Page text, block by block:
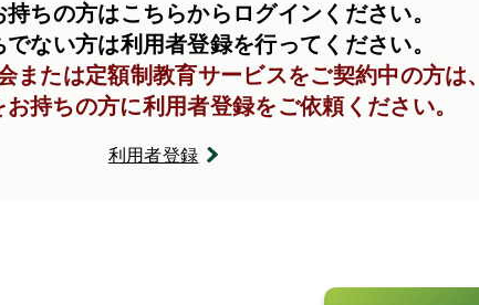
持ちの方はこちらからログインください。
ない方は利用者登録を行ってください。
または定額制教育サービスをご契約中の方は、
持ちの方に利用者登録をご依頼ください。
利用者登録